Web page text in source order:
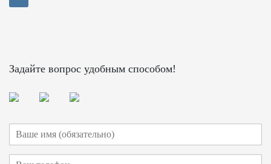
Задайте вопрос удобным способом!